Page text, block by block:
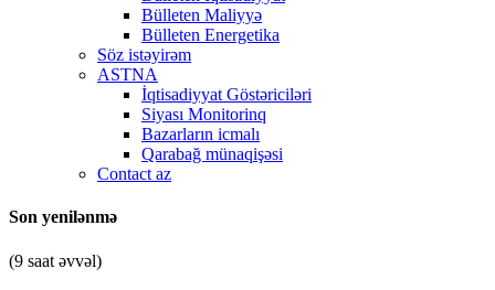
Bülleten Maliyyə
Bülleten Energetika
Söz istəyirəm
ASTNA
İqtisadiyyat Göstəriciləri
Siyası Monitorinq
Bazarların icmalı
Qarabağ münaqişəsi
Contact az
Son yenilənmə
(9 saat əvvəl)